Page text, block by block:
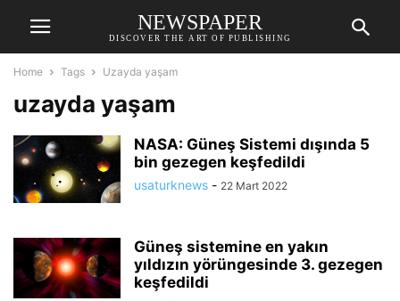
NEWSPAPER
DISCOVER THE ART OF PUBLISHING
Home Tags Uzayda yaşam
uzayda yaşam
NASA: Güneş Sistemi dışında 5
bin gezegen keşfedildi
usaturknews - 22 Mart 2022
Güneş sistemine en yakın
yıldızın yörüngesinde 3. gezegen
keşfedildi